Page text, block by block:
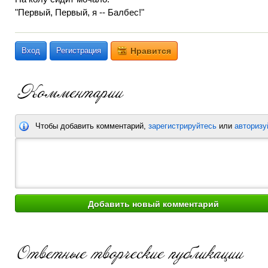
"Первый, Первый, я -- Балбес!"
Вход Регистрация Нравится
Чтобы добавить комментарий, зарегистрируйтесь или